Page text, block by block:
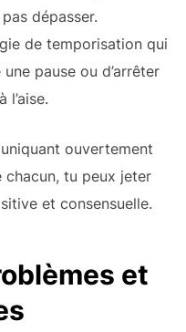
dépasser.
de temporisation qui
pause ou d’arrêter
l’aise.
ouvertement
tu peux jeter
et consensuelle.
et